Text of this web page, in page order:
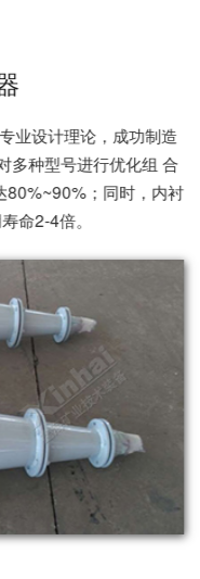
业设计理论，成功制造
多种型号进行优化组 合
80%~90%；同时，内衬
命2-4倍。